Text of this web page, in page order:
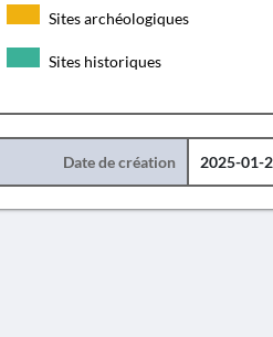
Sites archéologiques
Sites historiques
Date de création 2025-01-